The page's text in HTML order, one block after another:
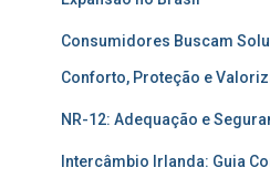
Consumidores Buscam
Conforto, Proteção e
NR-12: Adequação e
Intercâmbio Irlanda: Guia